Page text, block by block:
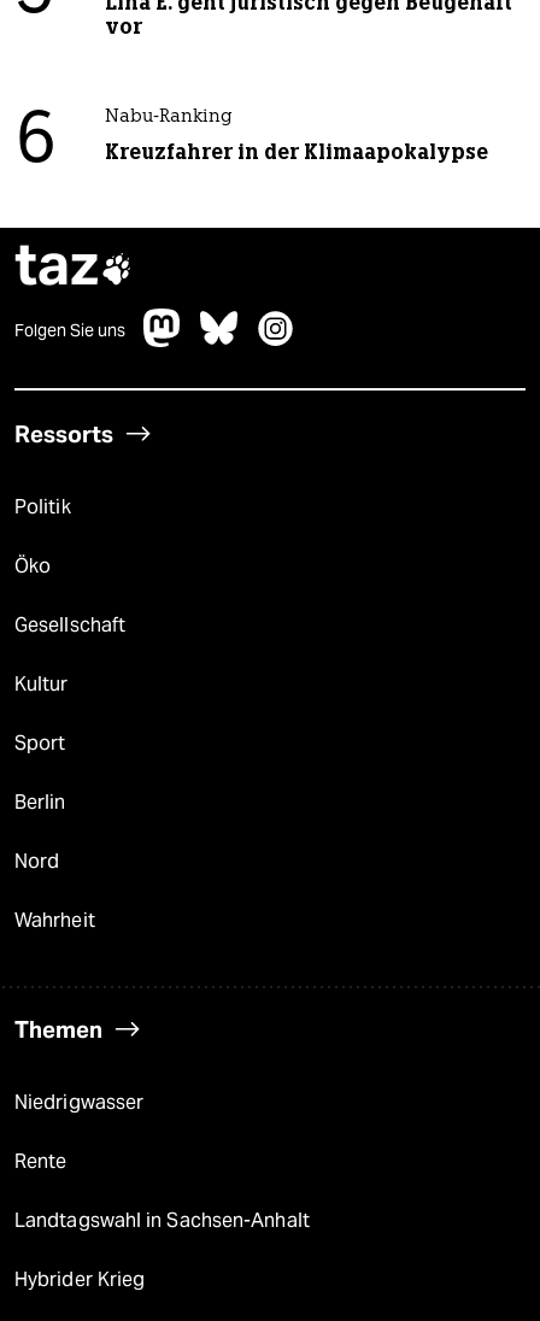
vor
6 Nabu-Ranking
Kreuzfahrer in der Klimaapokalypse
taz
Folgen Sie uns
Ressorts
Politik
Öko
Gesellschaft
Kultur
Sport
Berlin
Nord
Wahrheit
Themen
Niedrigwasser
Rente
Landtagswahl in Sachsen-Anhalt
Hybrider Krieg